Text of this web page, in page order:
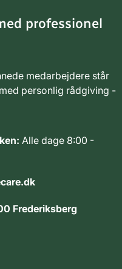
professionel
medarbejdere står
personlig rådgiving -
Alle dage 8:00 -
Frederiksberg